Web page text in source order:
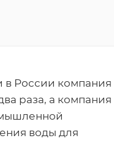
в России компания
раза, а компания
воды для